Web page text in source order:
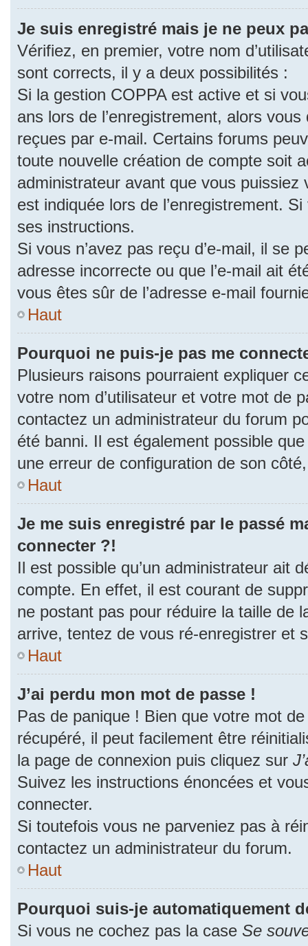
Je suis enregistré mais je ne peux
Vérifiez, en premier, votre nom
sont corrects, il y a deux possibilités :
Si la gestion COPPA est active et si
ans lors de l’enregistrement, alors
reçues par e-mail. Certains forums
toute nouvelle création de compte soit
administrateur avant que vous
est indiquée lors de l’enregistrement.
ses instructions.
Si vous n’avez pas reçu d’e-mail, il se
adresse incorrecte ou que l’e-mail ait
vous êtes sûr de l’adresse e-mail
Haut
Pourquoi ne puis-je pas me
Plusieurs raisons pourraient expliquer
votre nom d’utilisateur et votre mot de
contactez un administrateur du forum
été banni. Il est également possible
une erreur de configuration de son
Haut
Je me suis enregistré par le passé
connecter ?!
Il est possible qu’un administrateur ait
compte. En effet, il est courant de
ne postant pas pour réduire la taille de
arrive, tentez de vous ré-enregistrer et
Haut
J’ai perdu mon mot de passe !
Pas de panique ! Bien que votre mot
récupéré, il peut facilement être
la page de connexion puis cliquez sur
Suivez les instructions énoncées et
connecter.
Si toutefois vous ne parveniez pas à
contactez un administrateur du forum.
Haut
Pourquoi suis-je automatiquement
Si vous ne cochez pas la case Se